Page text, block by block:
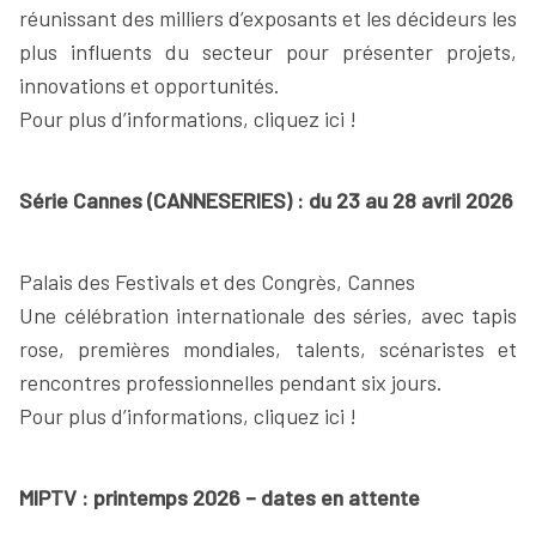
réunissant des milliers d’exposants et les décideurs les
plus influents du secteur pour présenter projets,
innovations et opportunités.
Pour plus d’informations, cliquez ici !
Série Cannes (CANNESERIES) : du 23 au 28 avril 2026
Palais des Festivals et des Congrès, Cannes
Une célébration internationale des séries, avec tapis
rose, premières mondiales, talents, scénaristes et
rencontres professionnelles pendant six jours.
Pour plus d’informations, cliquez ici !
MIPTV : printemps 2026 – dates en attente